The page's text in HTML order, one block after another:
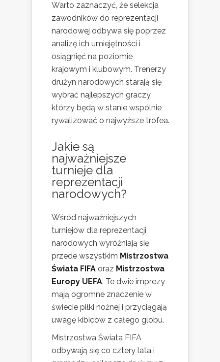
Warto zaznaczyć, że selekcja
zawodników do reprezentacji
narodowej odbywa się poprzez
analizę ich umiejętności i
osiągnięć na poziomie
krajowym i klubowym. Trenerzy
drużyn narodowych starają się
wybrać najlepszych graczy,
którzy będą w stanie wspólnie
rywalizować o najwyższe trofea.
Jakie są
najważniejsze
turnieje dla
reprezentacji
narodowych?
Wśród najważniejszych
turniejów dla reprezentacji
narodowych wyróżniają się
przede wszystkim Mistrzostwa
Świata FIFA oraz Mistrzostwa
Europy UEFA. Te dwie imprezy
mają ogromne znaczenie w
świecie piłki nożnej i przyciągają
uwagę kibiców z całego globu.
Mistrzostwa Świata FIFA
odbywają się co cztery lata i